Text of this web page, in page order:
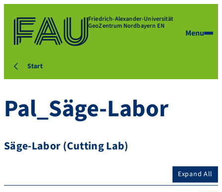
Friedrich-Alexander-Universität
GeoZentrum Nordbayern EN
Menu
Start
Pal_Säge-Labor
Säge-Labor (Cutting Lab)
Expand All